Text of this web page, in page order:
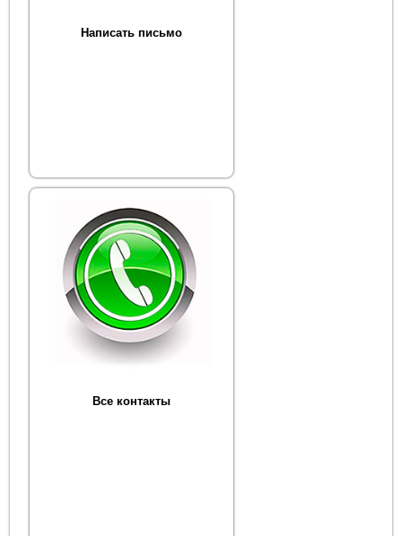
Написать письмо
Все контакты